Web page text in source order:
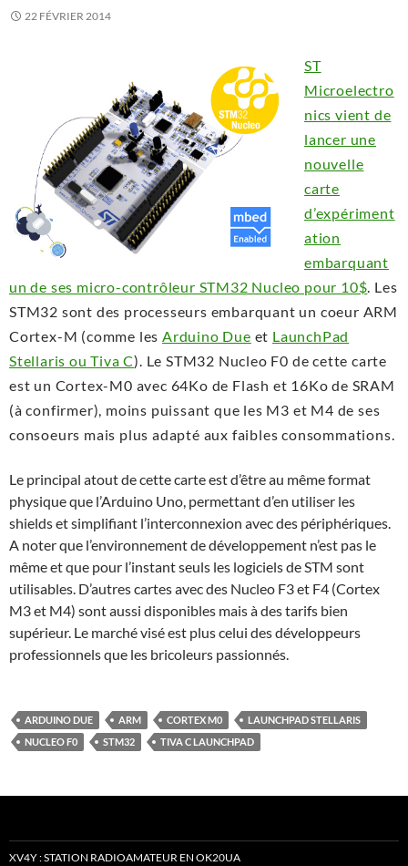
22 FÉVRIER 2014
ST
Microelectro
nics vient de
lancer une
nouvelle
carte
d’expériment
ation
embarquant
un de ses micro-contrôleur STM32 Nucleo pour 10$ . Les
STM32 sont des processeurs embarquant un coeur ARM
Cortex-M (comme les Arduino Due et LaunchPad
Stellaris ou Tiva C). Le STM32 Nucleo F0 de cette carte
est un Cortex-M0 avec 64Ko de Flash et 16Ko de SRAM
(à confirmer), moins puissant que les M3 et M4 de ses
consoeurs mais plus adapté aux faibles consommations.
Le principal atout de cette carte est d’être au même format
physique que l’Arduino Uno, permettant d’en utiliser les
shields et simplifiant l’interconnexion avec des périphériques.
A noter que l’environnement de développement n’est pas le
même et que pour l’instant seuls les logiciels de STM sont
utilisables. D’autres cartes avec des Nucleo F3 et F4 (Cortex
M3 et M4) sont aussi disponibles mais à des tarifs bien
supérieur. Le marché visé est plus celui des développeurs
professionnels que les bricoleurs passionnés.
ARDUINO DUE ARM CORTEX M0
LAUNCHPAD STELLARIS
NUCLEO F0
STM32 TIVA C LAUNCHPAD
XV4Y : STATION RADIOAMATEUR EN OK20UA